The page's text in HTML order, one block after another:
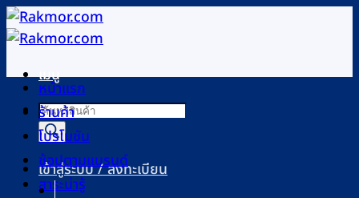
ข้าม
ไป
เนื้อหาเมนู
Products
search
เข้าสู่ระบบ / ลงทะเบียน
หน้าแรก
ร้านค้า
โปรโมชัน
ช้อปตามแบรนด์
สาระน่ารู้